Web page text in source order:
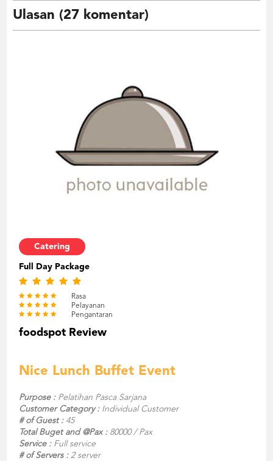
Ulasan (27 komentar)
Catering
Full Day Package
Rasa
Pelayanan
Pengantaran
foodspot Review
Nice Lunch Buffet Event
Purpose :Pelatihan Pasca Sarjana
Customer Category :Individual Customer
# of Guest :45
Total Buget and @Pax :80000 / Pax
Service :Full service
# of Servers :2 server